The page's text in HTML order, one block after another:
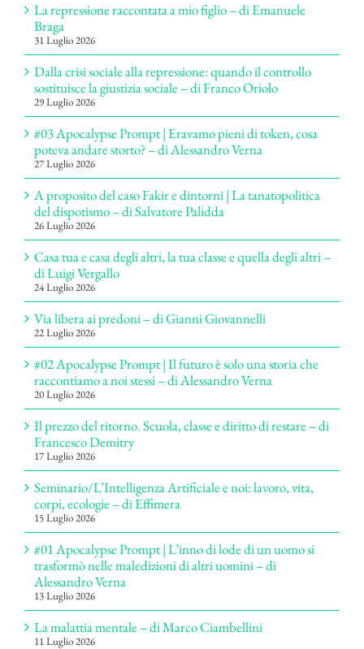
La repressione raccontata a mio figlio – di Emanuele
Braga
31 Luglio 2026
Dalla crisi sociale alla repressione: quando il controllo
sostituisce la giustizia sociale – di Franco Oriolo
29 Luglio 2026
#03 Apocalypse Prompt | Eravamo pieni di token, cosa
poteva andare storto? – di Alessandro Verna
27 Luglio 2026
A proposito del caso Fakir e dintorni | La tanatopolitica
del dispotismo – di Salvatore Palidda
26 Luglio 2026
Casa tua e casa degli altri, la tua classe e quella degli altri –
di Luigi Vergallo
24 Luglio 2026
Via libera ai predoni – di Gianni Giovannelli
22 Luglio 2026
#02 Apocalypse Prompt | Il futuro è solo una storia che
raccontiamo a noi stessi – di Alessandro Verna
20 Luglio 2026
Il prezzo del ritorno. Scuola, classe e diritto di restare – di
Francesco Demitry
17 Luglio 2026
Seminario/L’Intelligenza Artificiale e noi: lavoro, vita,
corpi, ecologie – di Effimera
15 Luglio 2026
#01 Apocalypse Prompt | L’inno di lode di un uomo si
trasformò nelle maledizioni di altri uomini – di
Alessandro Verna
13 Luglio 2026
La malattia mentale – di Marco Ciambellini
11 Luglio 2026